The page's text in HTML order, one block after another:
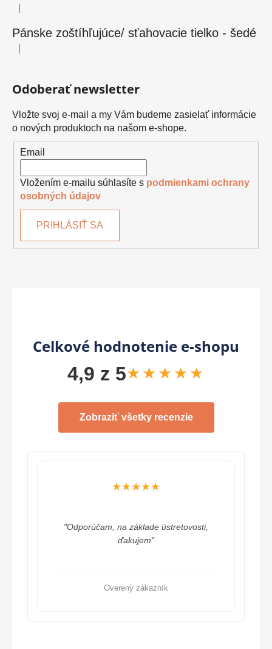
Hodnotenie produktu je 5 z 5 hviezdičiek.
Pánske zoštíhľujúce/ sťahovacie tielko - šedé
Hodnotenie produktu je 5 z 5 hviezdičiek.
Odoberať newsletter
Vložte svoj e-mail a my Vám budeme zasielať informácie
o nových produktoch na našom e-shope.
Email
Vložením e-mailu súhlasíte s podmienkami ochrany
osobných údajov
PRIHLÁSIŤ SA
Celkové hodnotenie e-shopu
4,9 z 5★★★★★
Zobraziť všetky recenzie
★★★★★
"Odporúčam, na základe ústretovosti,
ďakujem"
Overený zákazník